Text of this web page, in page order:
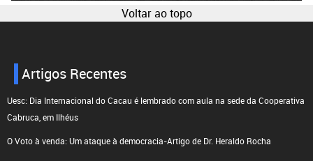
Voltar ao topo
Artigos Recentes
Uesc: Dia Internacional do Cacau é lembrado com aula na sede da Cooperativa
Cabruca, em Ilhéus
O Voto à venda: Um ataque à democracia-Artigo de Dr. Heraldo Rocha